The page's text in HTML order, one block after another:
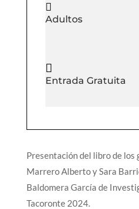

Adultos

Entrada Gratuita
Presentación del libro de los
Marrero Alberto y Sara
Baldomera García de
Tacoronte 2024.